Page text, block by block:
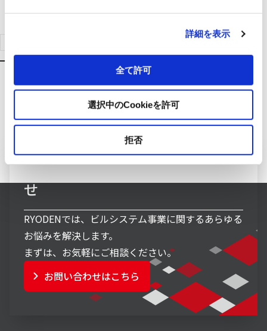
詳細を表示
全て許可
選択中のCookieを許可
拒否
ビルシステム事業へのお問い合わ
せ
RYODENでは、ビルシステム事業に関するあらゆる
お悩みを解決します。
まずは、お気軽にご相談ください。
お問い合わせはこちら